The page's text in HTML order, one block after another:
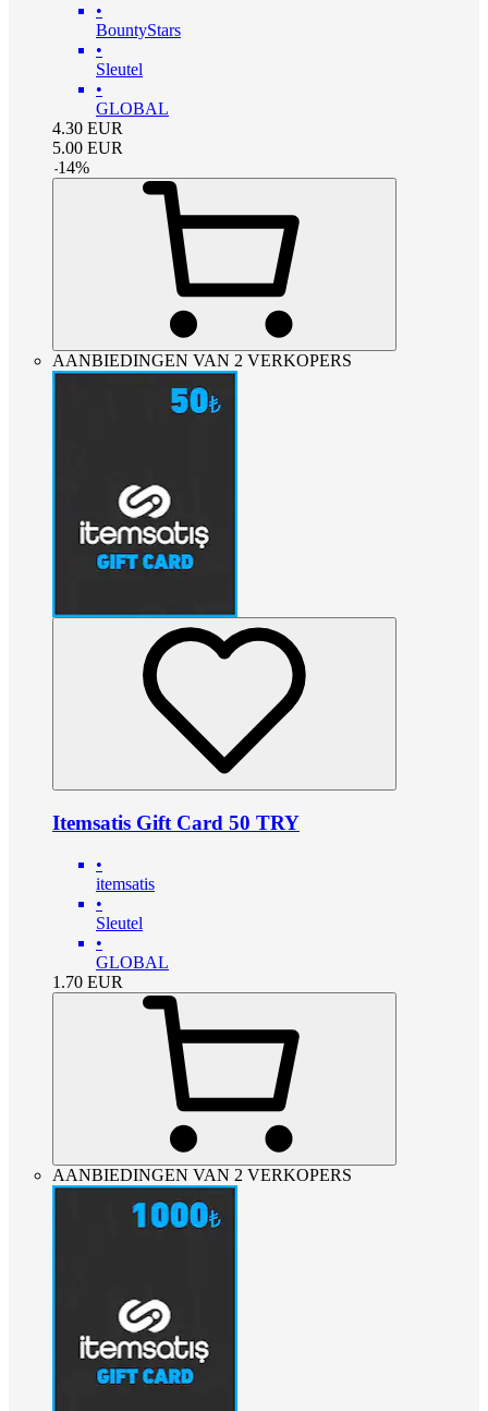
•
BountyStars
•
Sleutel
•
GLOBAL
4.30 EUR
5.00 EUR
-14%
AANBIEDINGEN VAN 2 VERKOPERS
Itemsatis Gift Card 50 TRY
•
itemsatis
•
Sleutel
•
GLOBAL
1.70 EUR
AANBIEDINGEN VAN 2 VERKOPERS